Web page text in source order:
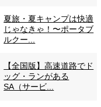
夏旅・夏キャンプは快適
じゃなきゃ！〜ポータブ
ルクー...
【全国版】高速道路でド
ッグ・ランがある
SA（サービ...